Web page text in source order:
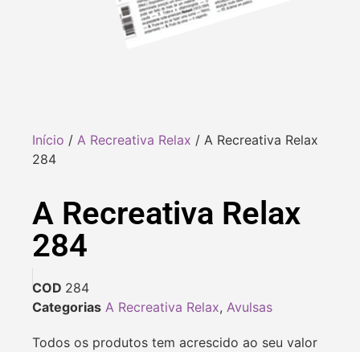
Início / A Recreativa Relax / A Recreativa Relax
284
A Recreativa Relax
284
COD 284
Categorias A Recreativa Relax, Avulsas
Todos os produtos tem acrescido ao seu valor